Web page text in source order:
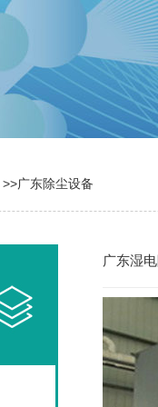
>>广东除尘设备
广东湿